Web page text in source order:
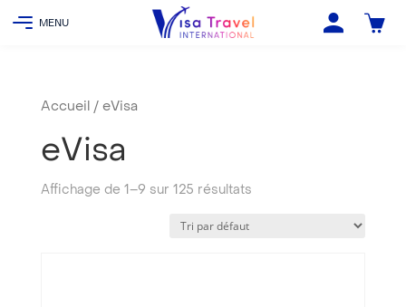
Accueil / eVisa
eVisa
Affichage de 1–9 sur 125 résultats